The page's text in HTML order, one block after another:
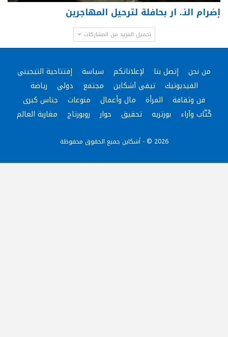
إضرام النـ. ار بحافلة لترحيل المهاجرين
تحميل المزيد من المشاركات
من نحن إتصل بنا لإعلاناتكم سياسة
إفتتاحية التيجيني
الفيديوتيك
تيفي آشكاين مجتمع دولي
رياضة
فن وثقافة
المرأة مال وأعمال منوعات
جناس كبرى
كُتّاب وآراء
بورتريه تحقيق حوار روبورتاج مغاربة العالم
2026 © - أشكاين جميع الحقوق محفوظة